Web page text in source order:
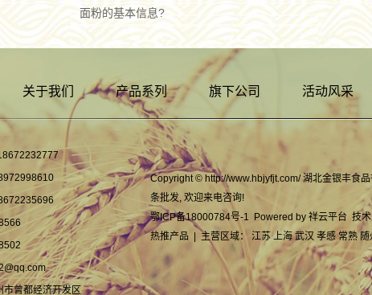
面粉的基本信息?
关于我们 产品系列 旗下公司 活动风采
曾都经济开发区
Copyright © http://www.hbjyfjt.com/ 湖北金银丰食
条批发, 欢迎来电咨询!
鄂ICP备18000784号-1 Powered by 祥云平台 技术
热推产品 | 主营区域： 江苏 上海 武汉 孝感 常熟 随